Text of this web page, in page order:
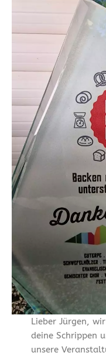
Lieber Jürgen,
deine Schrippen
unsere